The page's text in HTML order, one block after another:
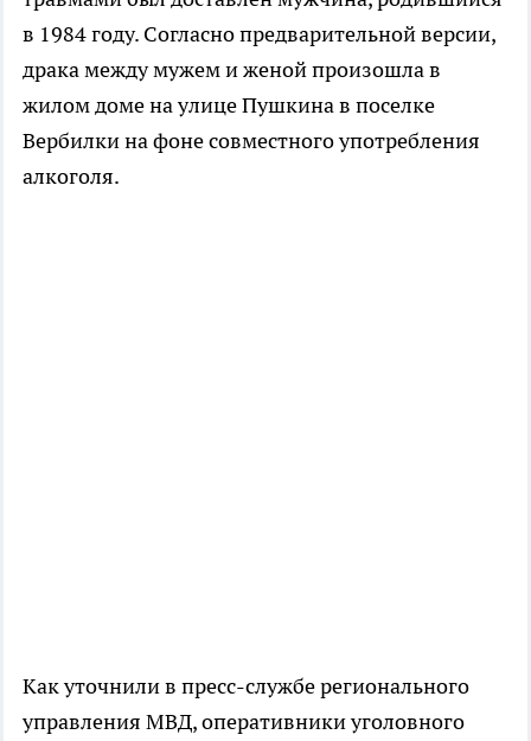
в 1984 году. Согласно предварительной версии,
драка между мужем и женой произошла в
жилом доме на улице Пушкина в поселке
Вербилки на фоне совместного употребления
алкоголя.
Как уточнили в пресс-службе регионального
управления МВД, оперативники уголовного